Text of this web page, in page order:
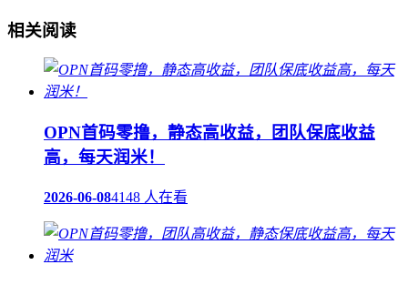
相关阅读
OPN首码零撸，静态高收益，团队保底收益
高，每天润米！
2026-06-084148 人在看